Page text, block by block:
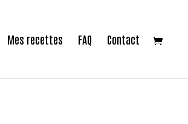
Mes recettes FAQ Contact